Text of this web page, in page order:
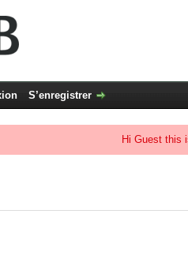
S’enregistrer
Hi Guest this